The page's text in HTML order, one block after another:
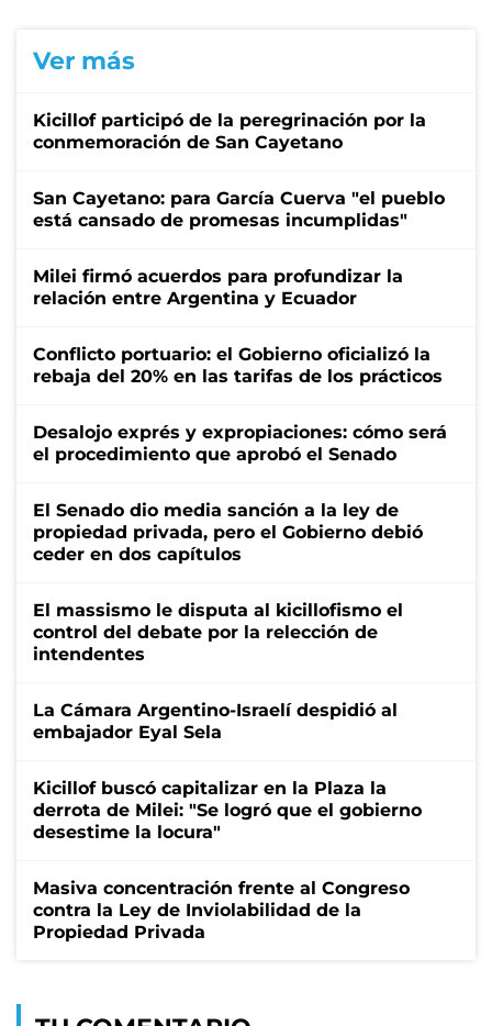
Ver más
Kicillof participó de la peregrinación por la
conmemoración de San Cayetano
San Cayetano: para García Cuerva "el pueblo
está cansado de promesas incumplidas"
Milei firmó acuerdos para profundizar la
relación entre Argentina y Ecuador
Conflicto portuario: el Gobierno oficializó la
rebaja del 20% en las tarifas de los prácticos
Desalojo exprés y expropiaciones: cómo será
el procedimiento que aprobó el Senado
El Senado dio media sanción a la ley de
propiedad privada, pero el Gobierno debió
ceder en dos capítulos
El massismo le disputa al kicillofismo el
control del debate por la relección de
intendentes
La Cámara Argentino-Israelí despidió al
embajador Eyal Sela
Kicillof buscó capitalizar en la Plaza la
derrota de Milei: "Se logró que el gobierno
desestime la locura"
Masiva concentración frente al Congreso
contra la Ley de Inviolabilidad de la
Propiedad Privada